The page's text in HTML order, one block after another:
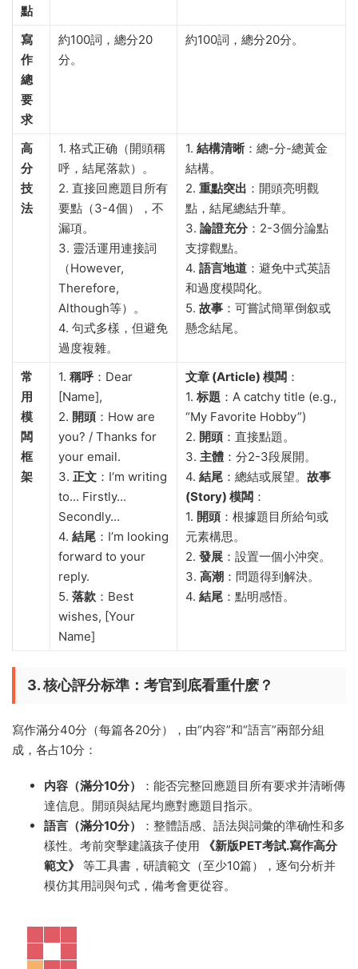
點
寫
作
總
要
求
約100詞，總分20
分。
約100詞，總分20分。
高
分
技
法
1. 格式正确（開頭稱
呼，結尾落款）。
2. 直接回應題目所有
要點（3-4個），不
漏項。
3. 靈活運用連接詞
（However,
Therefore,
Although等）。
4. 句式多樣，但避免
過度複雜。
1. 結構清晰 ：總-分-總黃金
結構。
2. 重點突出 ：開頭亮明觀
點，結尾總結升華。
3. 論證充分：2-3個分論點
支撐觀點。
4. 語言地道 ：避免中式英語
和過度模闆化。
5. 故事 ：可嘗試簡單倒叙或
懸念結尾。
常
用
模
闆
框
架
1. 稱呼：Dear
[Name],
2. 開頭 ：How are
you? / Thanks for
your email.
3. 正文 ：I‘m writing
to... Firstly...
Secondly...
4. 結尾 ：I’m looking
forward to your
reply.
5. 落款 ：Best
wishes, [Your
Name]
文章 (Article) 模闆 ：
1. 标題 ：A catchy title (e.g.,
“My Favorite Hobby”)
2. 開頭 ：直接點題。
3. 主體 ：分2-3段展開。
4. 結尾 ：總結或展望。 故事
(Story) 模闆 ：
1. 開頭 ：根據題目所給句或
元素構思。
2. 發展 ：設置一個小沖突。
3. 高潮 ：問題得到解決。
4. 結尾 ：點明感悟。
3. 核心評分标準：考官到底看重什麽？
寫作滿分40分（每篇各20分），由“内容”和“語言”兩部分組
成，各占10分：
内容（滿分10分）
：能否完整回應題目所有要求并清晰傳
達信息。開頭與結尾均應對應題目指示。
語言（滿分10分）
：整體語感、語法與詞彙的準确性和多
樣性。考前突擊建議孩子使用
《新版PET考試.寫作高分
範文》 等工具書，研讀範文（至少10篇），逐句分析并
模仿其用詞與句式，備考會更從容。